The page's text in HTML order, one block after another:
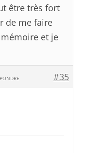
être très fort
de me faire
et je
#35